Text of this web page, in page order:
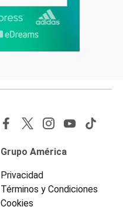
Grupo América
Privacidad
Términos y Condiciones
Cookies